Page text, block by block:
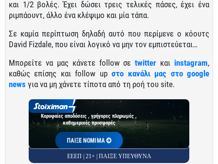
και 1/2 βολές. Έχει δώσει τρεις τελικές πάσες, έχει ένα
ριμπάουντ, άλλο ένα κλέψιμο και μία τάπα.
Σε καμία περίπτωση δηλαδή αυτό που περίμενε ο κόουτς
David Fizdale, που είναι λογικό να μην τον εμπιστεύεται…
Μπορείτε να μας κάνετε follow σεtwitter και instagram,
καθώς επίσης και follow upστο κανάλι μας στο google
news για να μη χάνετε τίποτα από τη ροή του site.
Κορυφαίες αποδόσεις , γρήγορες πληρωμές ,
καθημερινές προσφορές
ΠΑΙΞΕ ΝΟΜΙΜΑ
ΕΕΕΠ | 21+ | ΠΑΙΞΕ ΥΠΕΥΘΥΝΑ